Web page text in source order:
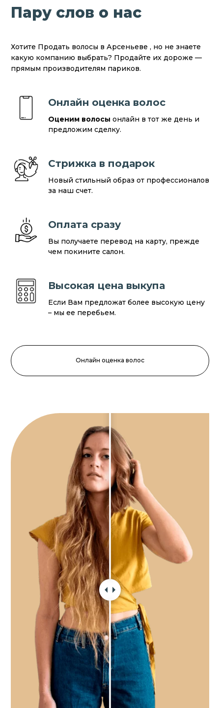
Пару слов о нас
Хотите Продать волосы в Арсеньеве , но не знаете
какую компанию выбрать? Продайте их дороже —
прямым производителям париков.
Онлайн оценка волос
Оценим волосы онлайн в тот же день и
предложим сделку.
Стрижка в подарок
Новый стильный образ от профессионалов
за наш счет.
Оплата сразу
Вы получаете перевод на карту, прежде
чем покините салон.
Высокая цена выкупа
Если Вам предложат более высокую цену
– мы ее перебьем.
Онлайн оценка волос